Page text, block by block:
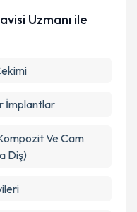
Uzmanı ile
İmplantlar
Ve Cam
Diş)